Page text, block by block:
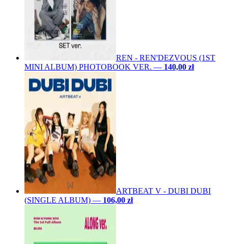
REN - REN'DEZVOUS (1ST
MINI ALBUM) PHOTOBOOK VER. — 140,00 zł
ARTBEAT V - DUBI DUBI
(SINGLE ALBUM) — 106,00 zł